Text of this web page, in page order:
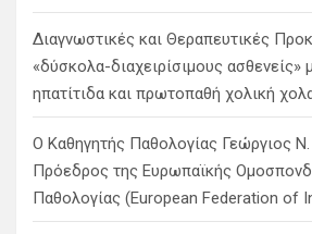
Διαγνωστικές και Θεραπευτικές
«δύσκολα-διαχειρίσιμους ασθενείς»
ηπατίτιδα και πρωτοπαθή χολική
Ο Καθηγητής Παθολογίας Γεώργιος
Πρόεδρος της Ευρωπαϊκής
Παθολογίας (European Federation of